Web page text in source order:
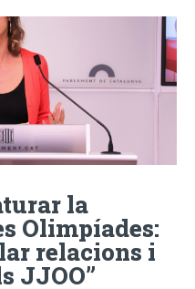
la
Olimpíades:
relacions i
JJOO”